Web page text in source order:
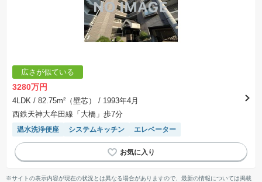
広さが似ている
3280万円
4LDK / 82.75m²（壁芯）
/ 1993年4月
西鉄天神大牟田線「大橋」歩7分
温水洗浄便座 システムキッチン エレベーター
※サイトの表示内容が現在の状況とは異なる場合がありますので、最新の情報については掲載